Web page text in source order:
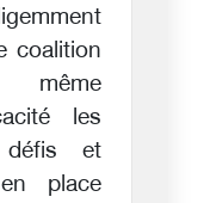
coalition
même
les
et
place